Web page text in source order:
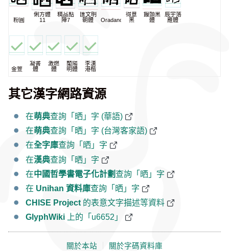
粉圓
俐方體
11
精品點
陣7
匯文明
朝體
Oradano
得意
黑
饅頭黑
體
辰宇落
雁體
金萱
凝書
體
激燃
體
蘭陽
明體
李漢
港楷
其它漢字網路資源
在萌典查詢「晒」字 (華語)
在萌典查詢「晒」字 (台灣客家語)
在全字庫查詢「晒」字
在漢典查詢「晒」字
在中國哲學書電子化計劃查詢「晒」字
在 Unihan 資料庫查詢「晒」字
CHISE Project 的表意文字描述等資料
GlyphWiki 上的「u6652」
關於本站 關於字碼資料庫